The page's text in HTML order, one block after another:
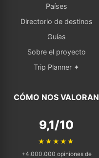
Países
Directorio de destinos
Guías
Sobre el proyecto
Trip Planner ✦
CÓMO NOS VALORAN
9,1/10
★★★★★
+4.000.000 opiniones de